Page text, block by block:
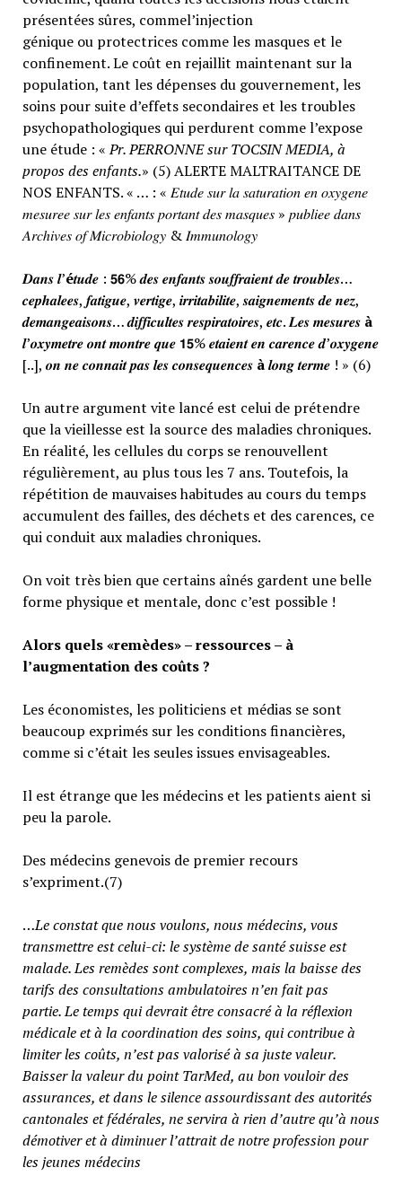
présentées sûres, commel’injection
génique ou protectrices comme les masques et le
confinement. Le coût en rejaillit maintenant sur la
population, tant les dépenses du gouvernement, les
soins pour suite d’effets secondaires et les troubles
psychopathologiques qui perdurent comme l’expose
une étude : «Pr. PERRONNE sur TOCSIN MEDIA, à
propos des enfants.» (5) ALERTE MALTRAITANCE DE
NOS ENFANTS. « … : « 𝐸𝑡𝑢𝑑𝑒 𝑠𝑢𝑟 𝑙𝑎 𝑠𝑎𝑡𝑢𝑟𝑎𝑡𝑖𝑜𝑛 𝑒𝑛 𝑜𝑥𝑦𝑔𝑒𝑛𝑒
𝑚𝑒𝑠𝑢𝑟𝑒𝑒 𝑠𝑢𝑟 𝑙𝑒𝑠 𝑒𝑛𝑓𝑎𝑛𝑡𝑠 𝑝𝑜𝑟𝑡𝑎𝑛𝑡 𝑑𝑒𝑠 𝑚𝑎𝑠𝑞𝑢𝑒𝑠 » 𝑝𝑢𝑏𝑙𝑖𝑒𝑒 𝑑𝑎𝑛𝑠
𝐴𝑟𝑐ℎ𝑖𝑣𝑒𝑠 𝑜𝑓 𝑀𝑖𝑐𝑟𝑜𝑏𝑖𝑜𝑙𝑜𝑔𝑦 & 𝐼𝑚𝑚𝑢𝑛𝑜𝑙𝑜𝑔𝑦
𝑫𝒂𝒏𝒔 𝒍’é𝒕𝒖𝒅𝒆 : 𝟱𝟲% 𝒅𝒆𝒔 𝒆𝒏𝒇𝒂𝒏𝒕𝒔 𝒔𝒐𝒖𝒇𝒇𝒓𝒂𝒊𝒆𝒏𝒕 𝒅𝒆 𝒕𝒓𝒐𝒖𝒃𝒍𝒆𝒔…
𝒄𝒆𝒑𝒉𝒂𝒍𝒆𝒆𝒔, 𝒇𝒂𝒕𝒊𝒈𝒖𝒆, 𝒗𝒆𝒓𝒕𝒊𝒈𝒆, 𝒊𝒓𝒓𝒊𝒕𝒂𝒃𝒊𝒍𝒊𝒕𝒆, 𝒔𝒂𝒊𝒈𝒏𝒆𝒎𝒆𝒏𝒕𝒔 𝒅𝒆 𝒏𝒆𝒛,
𝒅𝒆𝒎𝒂𝒏𝒈𝒆𝒂𝒊𝒔𝒐𝒏𝒔… 𝒅𝒊𝒇𝒇𝒊𝒄𝒖𝒍𝒕𝒆𝒔 𝒓𝒆𝒔𝒑𝒊𝒓𝒂𝒕𝒐𝒊𝒓𝒆𝒔, 𝒆𝒕𝒄. 𝑳𝒆𝒔 𝒎𝒆𝒔𝒖𝒓𝒆𝒔 à
𝒍’𝒐𝒙𝒚𝒎𝒆𝒕𝒓𝒆 𝒐𝒏𝒕 𝒎𝒐𝒏𝒕𝒓𝒆 𝒒𝒖𝒆 𝟭𝟱% 𝒆𝒕𝒂𝒊𝒆𝒏𝒕 𝒆𝒏 𝒄𝒂𝒓𝒆𝒏𝒄𝒆 𝒅’𝒐𝒙𝒚𝒈𝒆𝒏𝒆
[..], 𝒐𝒏 𝒏𝒆 𝒄𝒐𝒏𝒏𝒂𝒊𝒕 𝒑𝒂𝒔 𝒍𝒆𝒔 𝒄𝒐𝒏𝒔𝒆𝒒𝒖𝒆𝒏𝒄𝒆𝒔 à𝒍𝒐𝒏𝒈 𝒕𝒆𝒓𝒎𝒆 ! » (6)
Un autre argument vite lancé est celui de prétendre
que la vieillesse est la source des maladies chroniques.
En réalité, les cellules du corps se renouvellent
régulièrement, au plus tous les 7 ans. Toutefois, la
répétition de mauvaises habitudes au cours du temps
accumulent des failles, des déchets et des carences, ce
qui conduit aux maladies chroniques.
On voit très bien que certains aînés gardent une belle
forme physique et mentale, donc c’est possible !
Alors quels «remèdes» – ressources – à
l’augmentation des coûts ?
Les économistes, les politiciens et médias se sont
beaucoup exprimés sur les conditions financières,
comme si c’était les seules issues envisageables.
Il est étrange que les médecins et les patients aient si
peu la parole.
Des médecins genevois de premier recours
s’expriment.(7)
…Le constat que nous voulons, nous médecins, vous
transmettre est celui-ci: le système de santé suisse est
malade. Les remèdes sont complexes, mais la baisse des
tarifs des consultations ambulatoires n’en fait pas
partie.Le temps qui devrait être consacré à la réflexion
médicale et à la coordination des soins, qui contribue à
limiter les coûts, n’est pas valorisé à sa juste valeur.
Baisser la valeur du point TarMed, au bon vouloir des
assurances, et dans le silence assourdissant des autorités
cantonales et fédérales, ne servira à rien d’autre qu’à nous
démotiver et à diminuer l’attrait de notre profession pour
les jeunes médecins